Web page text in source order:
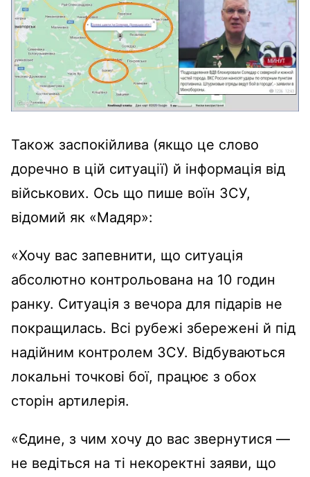
Також заспокійлива (якщо це слово
доречно в цій ситуації) й інформація від
військових. Ось що пише воїн ЗСУ,
відомий як «Мадяр»:
«Хочу вас запевнити, що ситуація
абсолютно контрольована на 10 годин
ранку. Ситуація з вечора для підарів не
покращилась. Всі рубежі збережені й під
надійним контролем ЗСУ. Відбуваються
локальні точкові бої, працює з обох
сторін артилерія.
«Єдине, з чим хочу до вас звернутися —
не ведіться на ті некоректні заяви, що